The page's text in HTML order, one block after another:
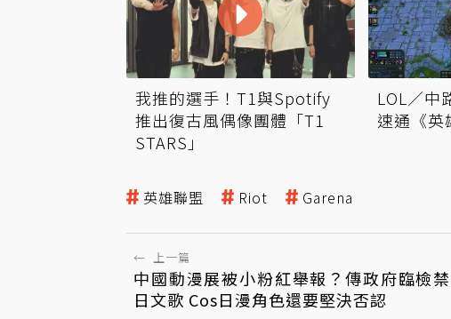
我推的選手！T1與Spotify
推出復古風偶像團體「T1
STARS」
LOL／中
速通《英
英雄聯盟 Riot Garena
← 上一篇
中國動漫展被小粉紅舉報？傳政府臨檢
日文歌 Cos日漫角色還要堅決否認